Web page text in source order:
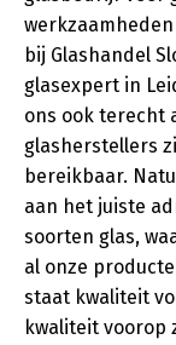
bij Glashandel
glasexpert in
ons ook terecht
glasherstellers
bereikbaar.
aan het juiste
soorten glas,
al onze
staat kwaliteit
kwaliteit voorop